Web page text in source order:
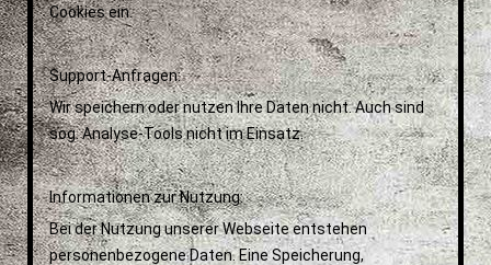
Cookies ein.
Support-Anfragen:
Wir speichern oder nutzen Ihre Daten nicht. Auch sind
sog. Analyse-Tools nicht im Einsatz.
Informationen zur Nutzung:
Bei der Nutzung unserer Webseite entstehen
personenbezogene Daten. Eine Speicherung,